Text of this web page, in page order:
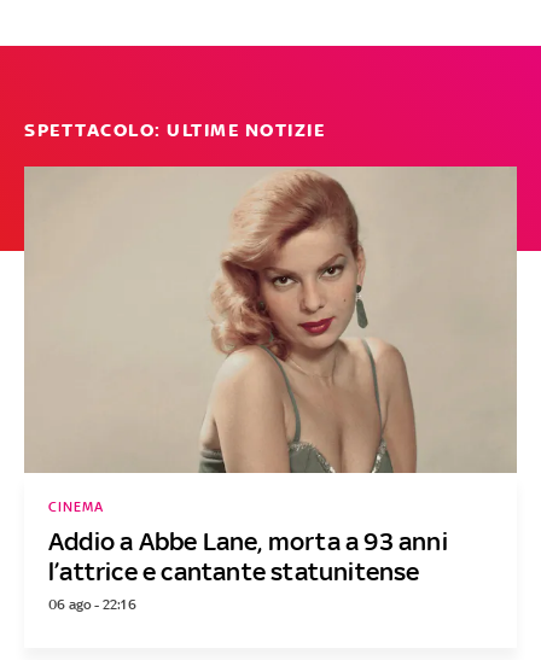
SPETTACOLO: ULTIME NOTIZIE
Addio a Abbe Lane, morta a 93 anni
l’attrice e cantante statunitense
CINEMA
06 ago - 22:16